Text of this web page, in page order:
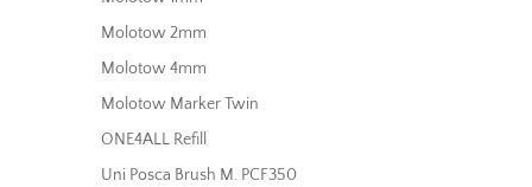
Molotow 2mm
Molotow 4mm
Molotow Marker Twin
ONE4ALL Refill
Uni Posca Brush M. PCF350